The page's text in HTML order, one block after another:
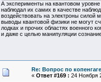
А эксперименты на квантовом
наблюдал их самих в качестве
воздействовать на электроны силой
выводы квантовой физики не могут
лодках и прочих областях военного
и даже с целью манипуляции
Re: Вопрос по
« Ответ #169 : 24 Ноября